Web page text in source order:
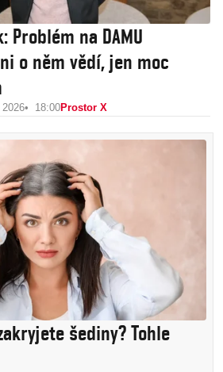
Problém na DAMU
o něm vědí, jen moc
18:00Prostor X
šediny? Tohle